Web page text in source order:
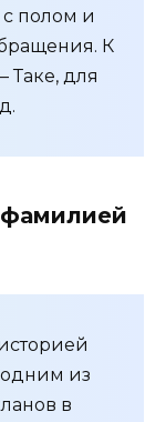
полом и
К
для
фамилией
одним из
в